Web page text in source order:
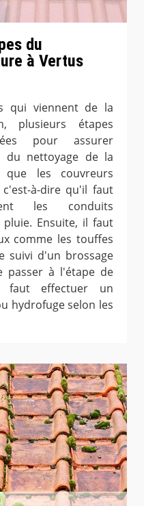
du
à Vertus
qui viennent de la
plusieurs étapes
pour assurer
du nettoyage de la
les couvreurs
à-dire qu'il faut
les conduits
Ensuite, il faut
comme les touffes
suivi d'un brossage
passer à l'étape de
faut effectuer un
hydrofuge selon les